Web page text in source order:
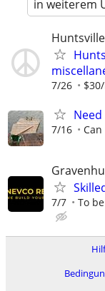
in weiterem
7/26
7/16
7/7 To